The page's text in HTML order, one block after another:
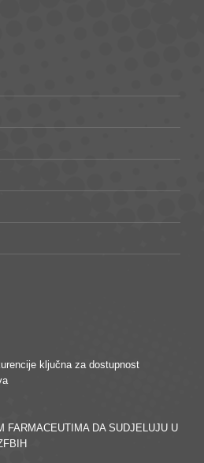
ključna za dostupnost
FARMACEUTIMA DA SUDJELUJU U